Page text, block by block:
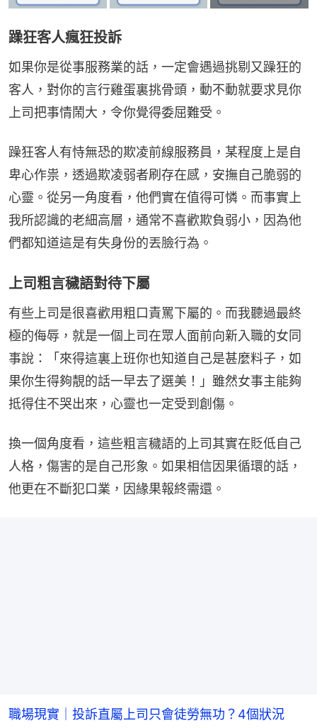
躁狂客人瘋狂投訴
如果你是從事服務業的話，一定會遇過挑剔又躁狂的
客人，對你的言行雞蛋裏挑骨頭，動不動就要求見你
上司把事情鬧大，令你覺得委屈難受。
躁狂客人有恃無恐的欺凌前線服務員，某程度上是自
卑心作祟，透過欺凌弱者刷存在感，安撫自己脆弱的
心靈。從另一角度看，他們實在值得可憐。而事實上
我所認識的老細高層，通常不喜歡欺負弱小，因為他
們都知道這是有失身份的丟臉行為。
上司粗言穢語對待下屬
有些上司是很喜歡用粗口責罵下屬的。而我聽過最終
極的侮辱，就是一個上司在眾人面前向新入職的女同
事說：「來得這裏上班你也知道自己是甚麼料子，如
果你生得夠靚的話一早去了選美！」雖然女事主能夠
抵得住不哭出來，心靈也一定受到創傷。
換一個角度看，這些粗言穢語的上司其實在貶低自己
人格，傷害的是自己形象。如果相信因果循環的話，
他更在不斷犯口業，因緣果報終需還。
職場現實｜投訴直屬上司只會徒勞無功？4個狀況